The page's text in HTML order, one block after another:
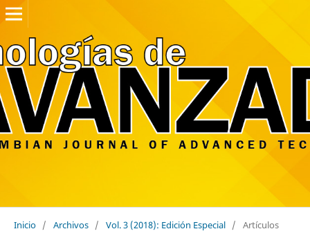
Inicio / Archivos / Vol. 3 (2018): Edición Especial / Artículos